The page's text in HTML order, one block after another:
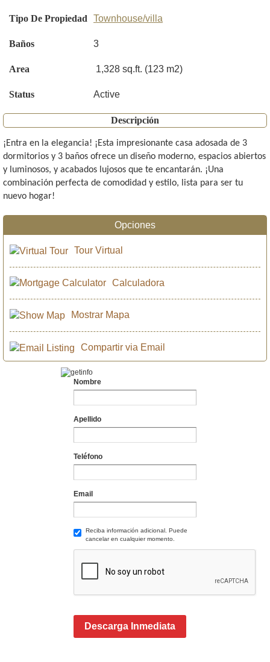
Tipo De Propiedad Townhouse/villa
Baños 3
Area 1,328 sq.ft. (123 m2)
Status Active
Descripción
¡Entra en la elegancia! ¡Esta impresionante casa adosada de 3
dormitorios y 3 baños ofrece un diseño moderno, espacios abiertos
y luminosos, y acabados lujosos que te encantarán. ¡Una
combinación perfecta de comodidad y estilo, lista para ser tu
nuevo hogar!
Opciones
Tour Virtual
Calculadora
Mostrar Mapa
Compartir via Email
Nombre
Apellido
Teléfono
Email
Reciba información adicional. Puede
cancelar en cualquier momento.
Descarga Inmediata